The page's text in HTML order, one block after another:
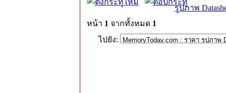
รูปภาพ
หน้า 1 จากทั้งหมด 1
ไปยัง: